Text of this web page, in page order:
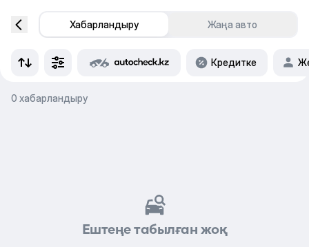
Хабарландыру Жаңа авто
Кредитке
0 хабарландыру
Ештеңе табылған жоқ